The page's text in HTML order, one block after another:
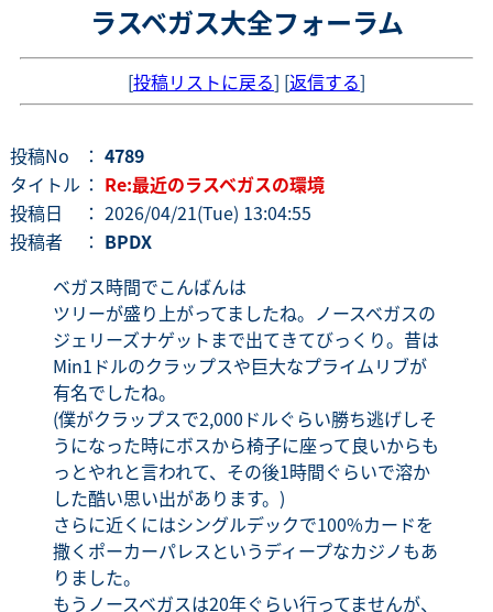
ラスベガス大全フォーラム
[投稿リストに戻る] [返信する]
投稿No ： 4789
タイトル ： Re:最近のラスベガスの環境
投稿日
： 2026/04/21(Tue) 13:04:55
投稿者
： BPDX
ベガス時間でこんばんは
ツリーが盛り上がってましたね。ノースベガスの
ジェリーズナゲットまで出てきてびっくり。昔は
Min1ドルのクラップスや巨大なプライムリブが
有名でしたね。
(僕がクラップスで2,000ドルぐらい勝ち逃げしそ
うになった時にボスから椅子に座って良いからも
っとやれと言われて、その後1時間ぐらいで溶か
した酷い思い出があります。)
さらに近くにはシングルデックで100%カードを
撒くポーカーパレスというディープなカジノもあ
りました。
もうノースベガスは20年ぐらい行ってませんが、